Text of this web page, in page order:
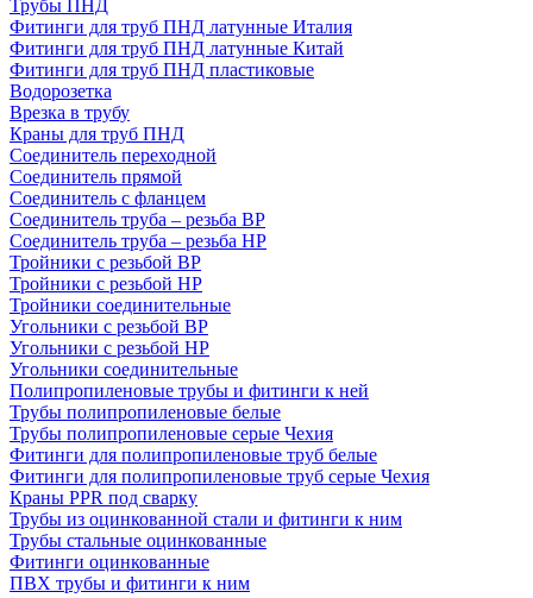
Трубы ПНД
Фитинги для труб ПНД латунные Италия
Фитинги для труб ПНД латунные Китай
Фитинги для труб ПНД пластиковые
Водорозетка
Врезка в трубу
Краны для труб ПНД
Соединитель переходной
Соединитель прямой
Соединитель с фланцем
Соединитель труба – резьба ВР
Соединитель труба – резьба НР
Тройники с резьбой ВР
Тройники с резьбой НР
Тройники соединительные
Угольники с резьбой ВР
Угольники с резьбой НР
Угольники соединительные
Полипропиленовые трубы и фитинги к ней
Трубы полипропиленовые белые
Трубы полипропиленовые серые Чехия
Фитинги для полипропиленовые труб белые
Фитинги для полипропиленовые труб серые Чехия
Краны PPR под сварку
Трубы из оцинкованной стали и фитинги к ним
Трубы стальные оцинкованные
Фитинги оцинкованные
ПВХ трубы и фитинги к ним